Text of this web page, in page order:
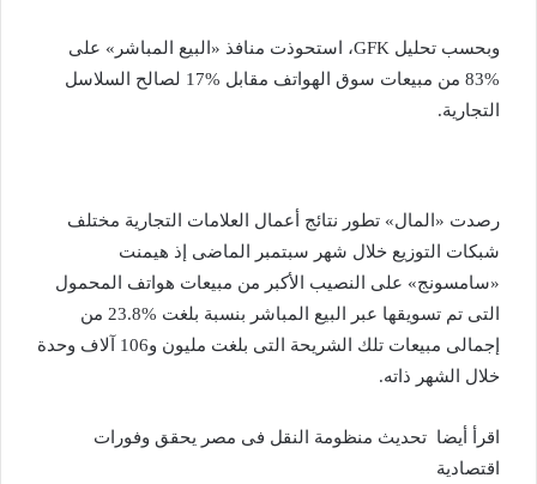
وبحسب تحليل GFK، استحوذت منافذ «البيع المباشر» على
%83 من مبيعات سوق الهواتف مقابل %17 لصالح السلاسل
التجارية.
رصدت «المال» تطور نتائج أعمال العلامات التجارية مختلف
شبكات التوزيع خلال شهر سبتمبر الماضى إذ هيمنت
«سامسونج» على النصيب الأكبر من مبيعات هواتف المحمول
التى تم تسويقها عبر البيع المباشر بنسبة بلغت %23.8 من
إجمالى مبيعات تلك الشريحة التى بلغت مليون و106 آلاف وحدة
خلال الشهر ذاته.
اقرأ أيضا تحديث منظومة النقل فى مصر يحقق وفورات
اقتصادية